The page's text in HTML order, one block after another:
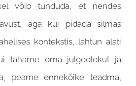
võib tunduda, et nendes
aga kui pidada silmas
kontekstis, lähtun alati
tahame oma julgeolekut ja
peame ennekõike teadma,